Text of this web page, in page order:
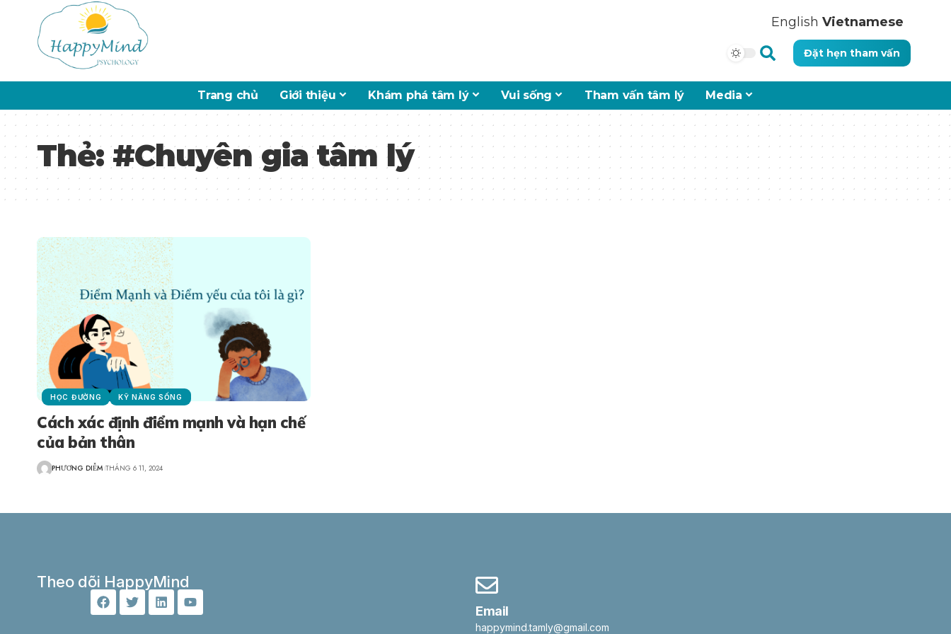
English Vietnamese
Đặt hẹn tham vấn
Trang chủ Giới thiệu Khám phá tâm lý Vui sống Tham vấn tâm lý Media
Thẻ:#Chuyên gia tâm lý
HỌC ĐƯỜNG KỸ NĂNG SỐNG
Cách xác định điểm mạnh và hạn chế
của bản thân
PHƯƠNG DIỄM THÁNG 6 11, 2024
Theo dõi HappyMind
Email
happymind.tamly@gmail.com